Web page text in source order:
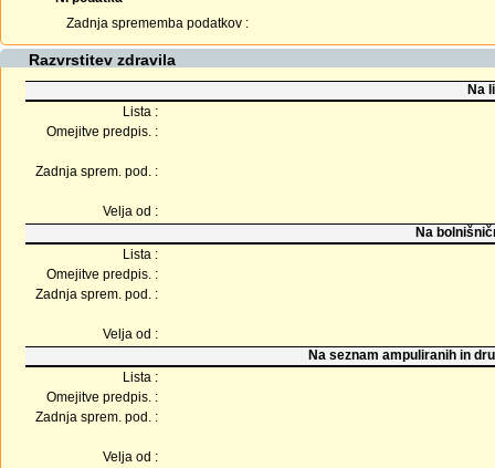
Zadnja sprememba podatkov :
Razvrstitev zdravila
Na
Lista :
Omejitve predpis. :
Zadnja sprem. pod. :
Velja od :
Na
Lista :
Omejitve predpis. :
Zadnja sprem. pod. :
Velja od :
Na seznam ampuliranih in
Lista :
Omejitve predpis. :
Zadnja sprem. pod. :
Velja od :